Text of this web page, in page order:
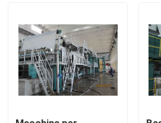
Asciugatrice della polpa
TAD Machine